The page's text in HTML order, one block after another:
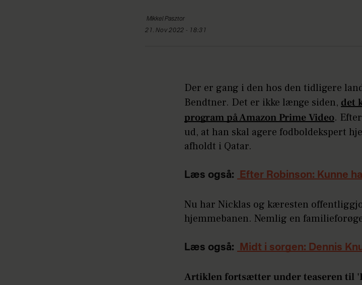
MikkelPasztor
21. Nov 2022 - 18:31
Der er gang i den hos den tidligere
Bendtner. Det er ikke længe siden, det
program på Amazon Prime Video.
ud, at han skal agere fodboldekspert
afholdt i Qatar.
Læs også: Efter Robinson: Kunne
Nu har Nicklas og kæresten
hjemmebanen. Nemlig en
Læs også: Midt i sorgen: Dennis
Artiklen fortsætter under teaseren til